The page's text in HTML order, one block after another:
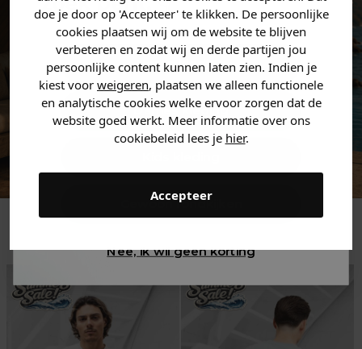
doe je door op 'Accepteer' te klikken. De persoonlijke
cookies plaatsen wij om de website te blijven
verbeteren en zodat wij en derde partijen jou
persoonlijke content kunnen laten zien. Indien je
kiest voor weigeren, plaatsen we alleen functionele
en analytische cookies welke ervoor zorgen dat de
website goed werkt. Meer informatie over ons
cookiebeleid lees je hier.
Accepteer
Heren kleding
Dames kleding
Gewoon rondkijken
Nee, ik wil geen korting